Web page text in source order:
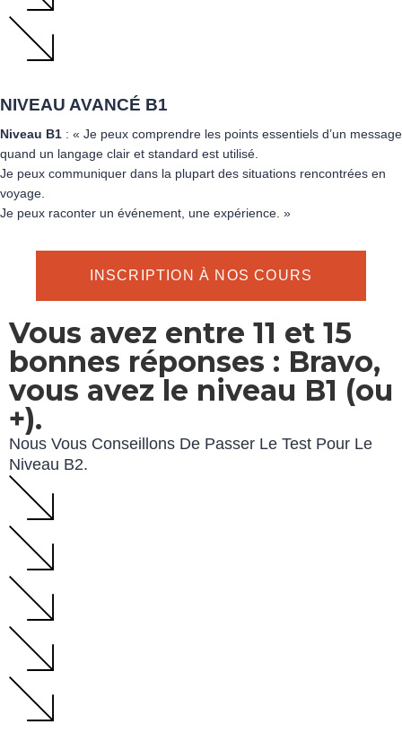
NIVEAU AVANCÉ B1
Niveau B1 : « Je peux comprendre les points essentiels d’un message
quand un langage clair et standard est utilisé.
Je peux communiquer dans la plupart des situations rencontrées en
voyage.
Je peux raconter un événement, une expérience. »
INSCRIPTION À NOS COURS
Vous avez entre 11 et 15
bonnes réponses : Bravo,
vous avez le niveau B1 (ou
+).
Nous Vous Conseillons De Passer Le Test Pour Le
Niveau B2.